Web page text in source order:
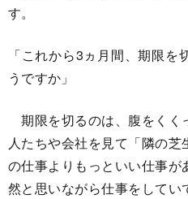
す。
「これから3ヵ月間、期限
うですか」
期限を切るのは、腹をくく
人たちや会社を見て「隣の
の仕事よりもっといい仕事
然と思いながら仕事をしてい